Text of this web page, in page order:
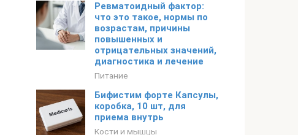
Ревматоидный фактор:
что это такое, нормы по
возрастам, причины
повышенных и
отрицательных значений,
диагностика и лечение
Питание
Бифистим форте Капсулы,
коробка, 10 шт, для
приема внутрь
Кости и мышцы